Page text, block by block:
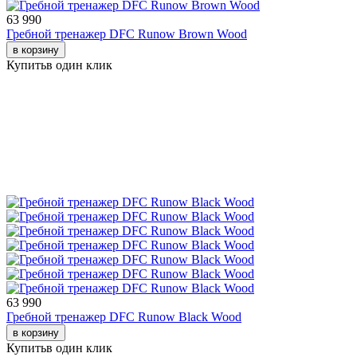
63 990
Гребной тренажер DFC Runow Brown Wood
в корзину
Купитьв один клик
63 990
Гребной тренажер DFC Runow Black Wood
в корзину
Купитьв один клик